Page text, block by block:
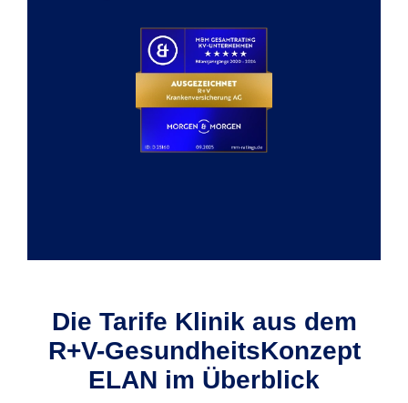
Die Tarife Klinik aus dem
R+V-GesundheitsKonzept
ELAN im Überblick